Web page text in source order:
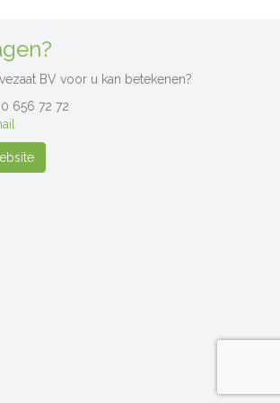
BV voor u kan betekenen?
656 72 72